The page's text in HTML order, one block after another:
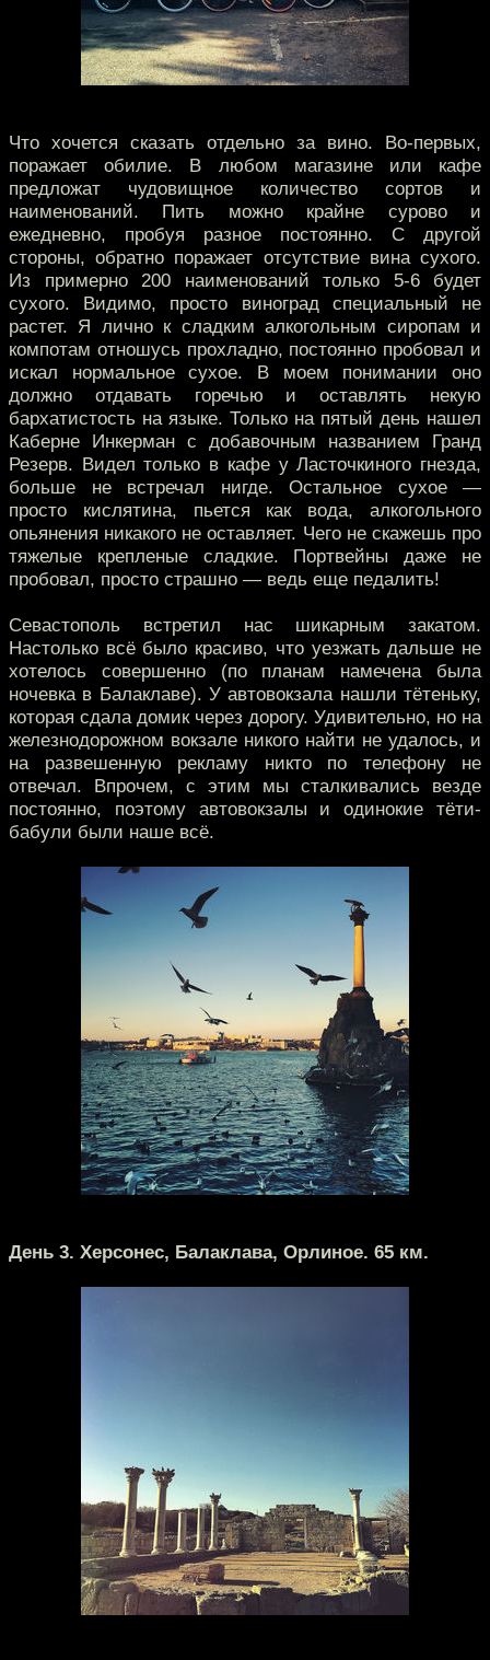
Что хочется сказать отдельно за вино. Во-первых,
поражает обилие. В любом магазине или кафе
предложат чудовищное количество сортов и
наименований. Пить можно крайне сурово и
ежедневно, пробуя разное постоянно. С другой
стороны, обратно поражает отсутствие вина сухого.
Из примерно 200 наименований только 5-6 будет
сухого. Видимо, просто виноград специальный не
растет. Я лично к сладким алкогольным сиропам и
компотам отношусь прохладно, постоянно пробовал и
искал нормальное сухое. В моем понимании оно
должно отдавать горечью и оставлять некую
бархатистость на языке. Только на пятый день нашел
Каберне Инкерман с добавочным названием Гранд
Резерв. Видел только в кафе у Ласточкиного гнезда,
больше не встречал нигде. Остальное сухое —
просто кислятина, пьется как вода, алкогольного
опьянения никакого не оставляет. Чего не скажешь про
тяжелые крепленые сладкие. Портвейны даже не
пробовал, просто страшно — ведь еще педалить!
Севастополь встретил нас шикарным закатом.
Настолько всё было красиво, что уезжать дальше не
хотелось совершенно (по планам намечена была
ночевка в Балаклаве). У автовокзала нашли тётеньку,
которая сдала домик через дорогу. Удивительно, но на
железнодорожном вокзале никого найти не удалось, и
на развешенную рекламу никто по телефону не
отвечал. Впрочем, с этим мы сталкивались везде
постоянно, поэтому автовокзалы и одинокие тёти-
бабули были наше всё.
День 3. Херсонес, Балаклава, Орлиное. 65 км.